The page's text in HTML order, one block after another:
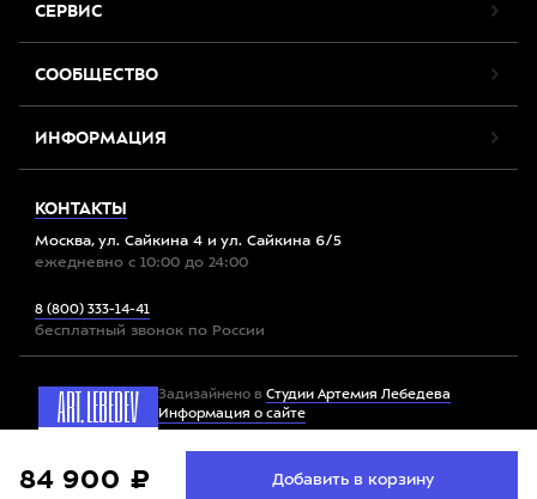
СЕРВИС
СООБЩЕСТВО
ИНФОРМАЦИЯ
КОНТАКТЫ
Москва, ул. Сайкина 4 и ул. Сайкина 6/5
ежедневно с 10:00 до 24:00
8 (800) 333-14-41
бесплатный звонок по России
Задизайнено в Студии Артемия Лебедева
Информация о сайте
Все права защищены. 2012-2026 © Спорт-Марафон
сайтом, вы соглашаетесь с
условиями использования
Принять
84 900 ₽ Добавить в корзину